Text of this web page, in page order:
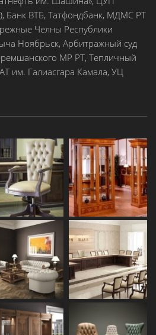
Банк ВТБ, Татфондбанк, МДМС РТ
Челны Республики
Ноябрьск, Арбитражный суд
МР РТ, Тепличный
им. Галиасгара Камала, УЦ